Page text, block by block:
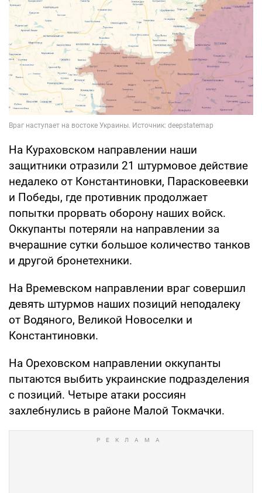
На Кураховском направлении наши
защитники отразили 21 штурмовое действие
недалеко от Константиновки, Парасковеевки
и Победы, где противник продолжает
попытки прорвать оборону наших войск.
Оккупанты потеряли на направлении за
вчерашние сутки большое количество танков
и другой бронетехники.
На Времевском направлении враг совершил
девять штурмов наших позиций неподалеку
от Водяного, Великой Новоселки и
Константиновки.
На Ореховском направлении оккупанты
пытаются выбить украинские подразделения
с позиций. Четыре атаки россиян
захлебнулись в районе Малой Токмачки.